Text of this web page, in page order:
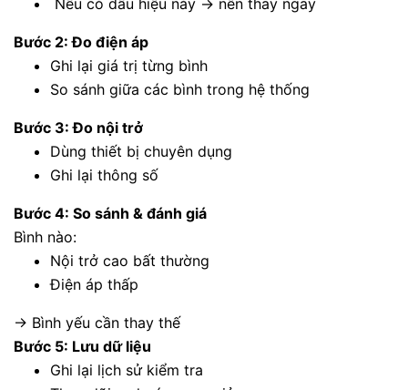
Nếu có dấu hiệu này → nên thay ngay
Bước 2: Đo điện áp
Ghi lại giá trị từng bình
So sánh giữa các bình trong hệ thống
Bước 3: Đo nội trở
Dùng thiết bị chuyên dụng
Ghi lại thông số
Bước 4: So sánh & đánh giá
Bình nào:
Nội trở cao bất thường
Điện áp thấp
→ Bình yếu cần thay thế
Bước 5: Lưu dữ liệu
Ghi lại lịch sử kiểm tra